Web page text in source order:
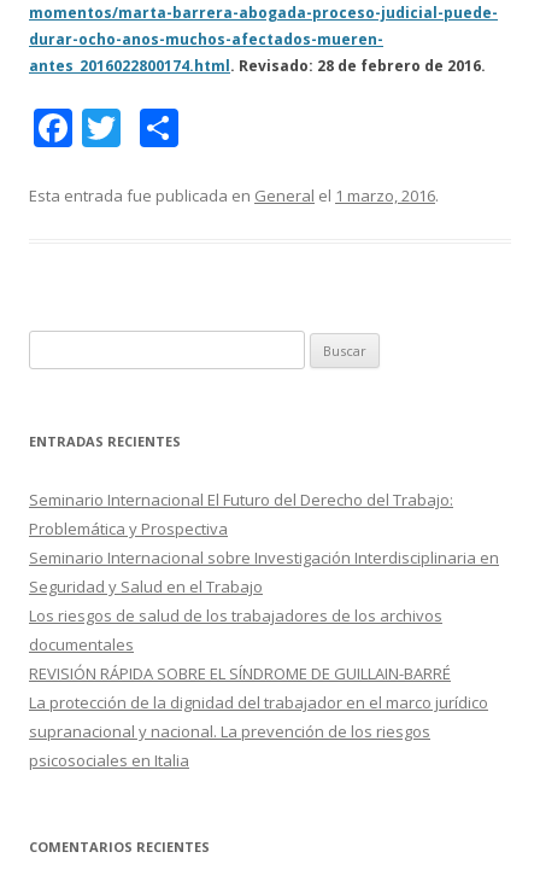
momentos/marta-barrera-abogada-proceso-judicial-puede-
durar-ocho-anos-muchos-afectados-mueren-
antes_2016022800174.html. Revisado: 28 de febrero de 2016.
F
e
o
k
T
itt m
ti
r
Esta entrada fue publicada en General el 1 marzo, 2016.
u
c
r
:
ENTRADAS RECIENTES
Seminario Internacional El Futuro del Derecho del Trabajo:
Problemática y Prospectiva
Seminario Internacional sobre Investigación Interdisciplinaria en
Seguridad y Salud en el Trabajo
Los riesgos de salud de los trabajadores de los archivos
documentales
REVISIÓN RÁPIDA SOBRE EL SÍNDROME DE GUILLAIN-BARRÉ
La protección de la dignidad del trabajador en el marco jurídico
supranacional y nacional. La prevención de los riesgos
psicosociales en Italia
COMENTARIOS RECIENTES